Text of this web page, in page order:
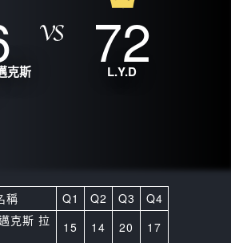
克斯
72
L.Y.D
稱 Q1 Q2 Q3
Q4
克斯 拉
15 14 20
17